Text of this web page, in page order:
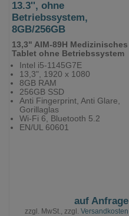
13.3'', ohne
Betriebssystem,
8GB/256GB
13,3" AIM-89H Medizinisches
Tablet ohne Betriebssystem
Intel i5-1145G7E
13,3", 1920 x 1080
8GB RAM
256GB SSD
Anti Fingerprint, Anti Glare,
Gorillaglas
Wi-Fi 6, Bluetooth 5.2
EN/UL 60601
auf Anfrage
zzgl. MwSt., zzgl. Versandkosten